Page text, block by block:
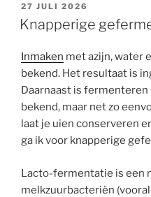
GEPLAATST
OP
27 JULI 2026
Knapperige
Inmaken met azijn, water
bekend. Het resultaat is
Daarnaast is
bekend, maar net zo
laat je uien conserveren
ga ik voor knapperige
Lacto-fermentatie is een
melkzuurbacteriën